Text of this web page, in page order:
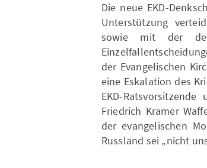
Die neue EKD-
Unterstützung
sowie mit der
der Evangelischen
eine Eskalation des
EKD-
Friedrich Kramer
der evangelischen
Russland sei „nicht